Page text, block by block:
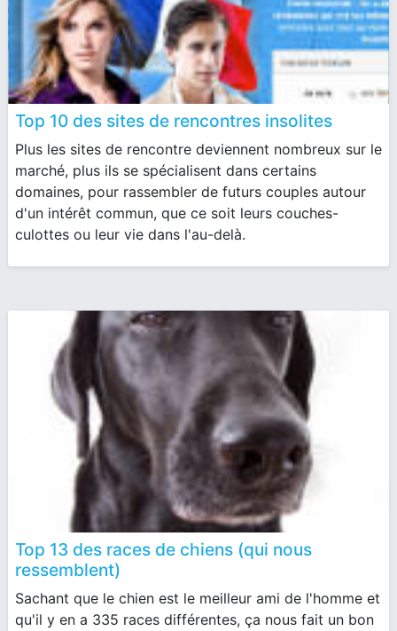
Top 10 des sites de rencontres insolites
Plus les sites de rencontre deviennent nombreux sur le
marché, plus ils se spécialisent dans certains
domaines, pour rassembler de futurs couples autour
d'un intérêt commun, que ce soit leurs couches-
culottes ou leur vie dans l'au-delà.
Top 13 des races de chiens (qui nous
ressemblent)
Sachant que le chien est le meilleur ami de l'homme et
qu'il y en a 335 races différentes, ça nous fait un bon